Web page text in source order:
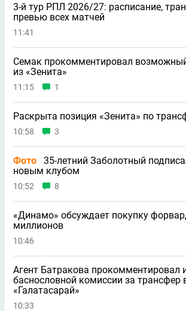
3-й тур РПЛ 2026/27: расписание,
превью всех матчей
11:41
Семак прокомментировал
из «Зенита»
11:15 1
Раскрыта позиция «Зенита» по
10:58 3
Фото
35-летний Заболотный
новым клубом
10:52 8
«Динамо» обсуждает покупку
миллионов
10:46
Агент Батракова
баснословной комиссии за трансфер
«Галатасарай»
10:33